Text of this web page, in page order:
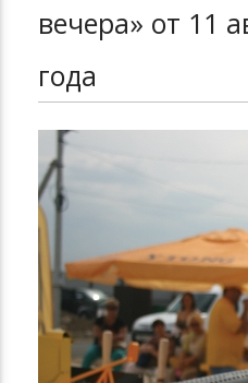
вечера» от 11
года